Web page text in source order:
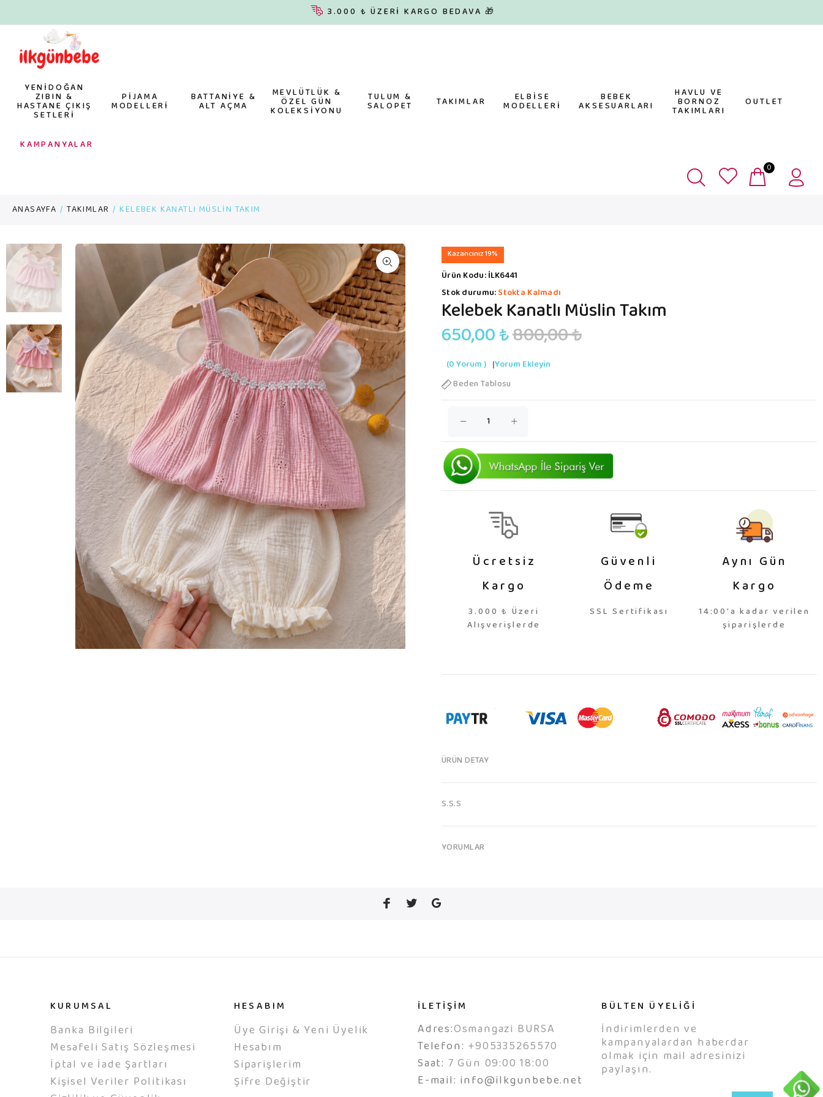
3.000 ₺ ÜZERİ KARGO BEDAVA 🎁
YENİDOĞAN
ZIBIN &
HASTANE ÇIKIŞ
SETLERİ
PİJAMA
MODELLERİ
BATTANİYE &
ALT AÇMA
MEVLÜTLÜK &
ÖZEL GÜN
KOLEKSİYONU
TULUM &
SALOPET TAKIMLAR ELBİSE
MODELLERİ
BEBEK
AKSESUARLARI
HAVLU VE
BORNOZ
TAKIMLARI
OUTLET
KAMPANYALAR
0
ANASAYFA TAKIMLAR KELEBEK KANATLI MÜSLİN TAKIM
Kazancınız 19%
Ürün Kodu:İLK6441
Stok durumu:Stokta Kalmadı
Kelebek Kanatlı Müslin Takım
650,00 ₺800,00 ₺
(0 Yorum ) |Yorum Ekleyin
Beden Tablosu
Ücretsiz
Kargo
3.000 ₺ Üzeri
Alışverişlerde
Güvenli
Ödeme
SSL Sertifikası
Aynı Gün
Kargo
14:00'a kadar verilen
şiparişlerde
ÜRÜN DETAY
S.S.S
YORUMLAR
KURUMSAL
Banka Bilgileri
Mesafeli Satış Sözleşmesi
İptal ve İade Şartları
Kişisel Veriler Politikası
HESABIM
Üye Girişi & Yeni Üyelik
Hesabım
Siparişlerim
Şifre Değiştir
İLETİŞİM
Adres:Osmangazi BURSA
Telefon: +905335265570
Saat: 7 Gün 09:00 18:00
E-mail: info@ilkgunbebe.net
BÜLTEN ÜYELİĞİ
İndirimlerden ve
kampanyalardan haberdar
olmak için mail adresinizi
paylaşın.